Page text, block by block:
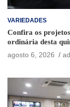
VARIEDADES
Confira os
ordinária desta
agosto 6, 2026